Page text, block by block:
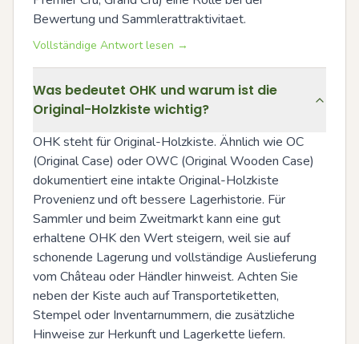
Bewertung und Sammlerattraktivitaet.
Vollständige Antwort lesen →
Was bedeutet OHK und warum ist die
Original-Holzkiste wichtig?
OHK steht für Original-Holzkiste. Ähnlich wie OC
(Original Case) oder OWC (Original Wooden Case)
dokumentiert eine intakte Original-Holzkiste
Provenienz und oft bessere Lagerhistorie. Für
Sammler und beim Zweitmarkt kann eine gut
erhaltene OHK den Wert steigern, weil sie auf
schonende Lagerung und vollständige Auslieferung
vom Château oder Händler hinweist. Achten Sie
neben der Kiste auch auf Transportetiketten,
Stempel oder Inventarnummern, die zusätzliche
Hinweise zur Herkunft und Lagerkette liefern.